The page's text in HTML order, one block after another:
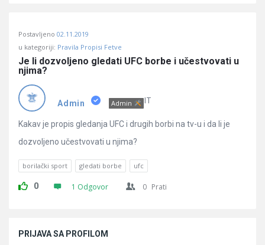
Postavljeno 02.11.2019
u kategoriji: Pravila Propisi Fetve
Je li dozvoljeno gledati UFC borbe i učestvovati u
njima?
Admin Admin IT
Kakav je propis gledanja UFC i drugih borbi na tv-u i da li je
dozvoljeno učestvovati u njima?
borilački sport gledati borbe ufc
0 1 Odgovor 0 Prati
PRIJAVA SA PROFILOM